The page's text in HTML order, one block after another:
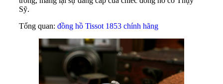
Sỹ.
Tổng quan: đồng hồ Tissot 1853 chính hãng